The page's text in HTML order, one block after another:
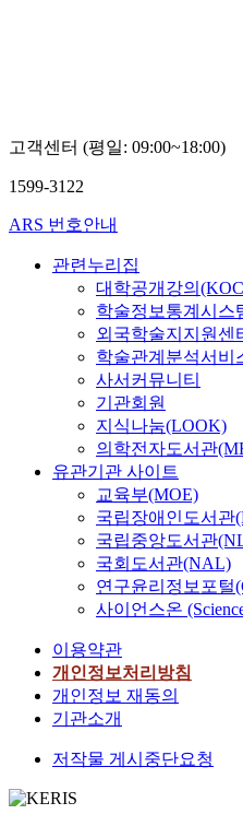
고객센터 (평일: 09:00~18:00)
1599-3122
ARS 번호안내
관련누리집
대학공개강의
학술정보통계시스
외국학술지지원센
학술관계분석서비
사서커뮤니티
기관회원
지식나눔(LOOK)
의학전자도서관
유관기관 사이트
교육부(MOE)
국립장애인도서관
국립중앙도서관
국회도서관(NAL)
연구윤리정보포털
사이언스온
이용약관
개인정보처리방침
개인정보 재동의
기관소개
저작물 게시중단요청